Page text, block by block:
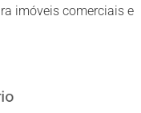
imóveis comerciais e